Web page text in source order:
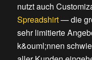
nutzt auch
Spreadshirt—die
sehr limitierte
k&ouml;nnen